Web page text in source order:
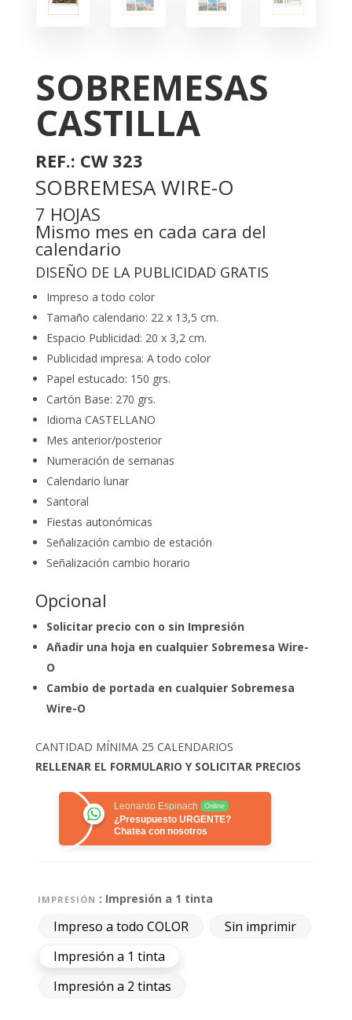
SOBREMESAS
CASTILLA
REF.: CW 323
SOBREMESA WIRE-O
7 HOJAS
Mismo mes en cada cara del
calendario
DISEÑO DE LA PUBLICIDAD GRATIS
Impreso a todo color
Tamaño calendario: 22 x 13,5 cm.
Espacio Publicidad: 20 x 3,2 cm.
Publicidad impresa: A todo color
Papel estucado: 150 grs.
Cartón Base: 270 grs.
Idioma CASTELLANO
Mes anterior/posterior
Numeración de semanas
Calendario lunar
Santoral
Fiestas autonómicas
Señalización cambio de estación
Señalización cambio horario
Opcional
Solicitar precio con o sin Impresión
Añadir una hoja en cualquier Sobremesa Wire-
O
Cambio de portada en cualquier Sobremesa
Wire-O
CANTIDAD MÍNIMA 25 CALENDARIOS
RELLENAR EL FORMULARIO Y SOLICITAR PRECIOS
Leonardo Espinach Online
¿Presupuesto URGENTE?
Chatea con nosotros
IMPRESIÓN : Impresión a 1 tinta
Impreso a todo COLOR
Sin imprimir
Impresión a 1 tinta
Impresión a 2 tintas